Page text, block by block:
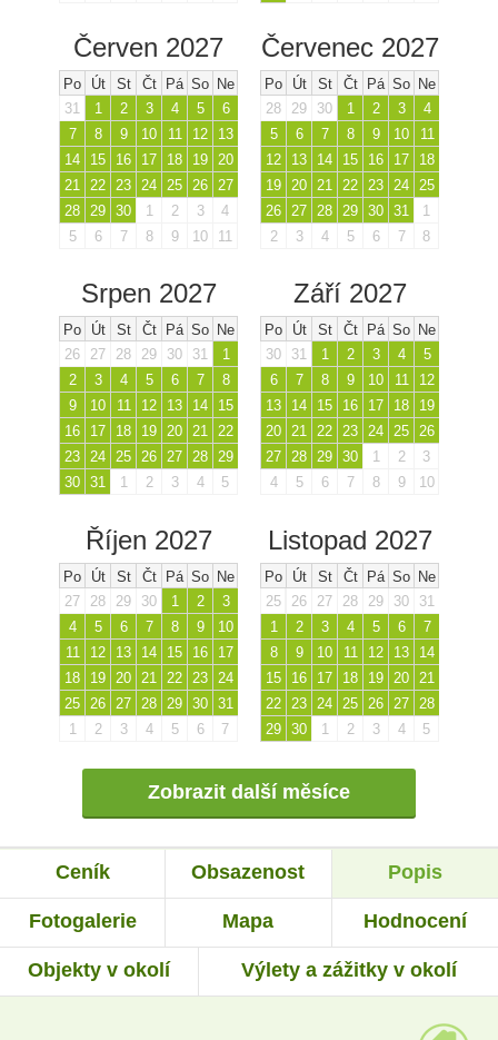
Červen 2027
Po Út St Čt Pá So Ne
31
1 2 3 4 5
6
7
8 9 10 11 12
13
14
15 16 17 18 19 20
21 22 23 24 25 26 27
28 29 30 1 2 3
4
5
6 7 8 9 10 11
Červenec 2027
Po Út St Čt Pá So Ne
28
29 30 1 2 3
4
5
6 7 8 9 10
11
12
13 14 15 16 17
18
19 20 21 22 23 24 25
26 27 28 29 30 31
1
2
3 4 5 6 7 8
Srpen 2027
Po Út St Čt Pá So Ne
26
27 28 29 30 31
1
2
3 4 5 6 7
8
9
10 11 12 13 14
15
16
17 18 19 20 21 22
23 24 25 26 27 28 29
30 31 1 2 3 4 5
Září 2027
Po Út St Čt Pá So Ne
30
31 1 2 3 4
5
6
7 8 9 10 11
12
13
14 15 16 17 18
19
20 21 22 23 24 25 26
27 28 29 30 1 2
3
4
5 6 7 8 9 10
Říjen 2027
Po Út St Čt Pá So Ne
27
28 29 30 1 2
3
4
5 6 7 8 9
10
11
12 13 14 15 16
17
18
19 20 21 22 23
24
25
26 27 28 29 30 31
1
2 3 4 5 6 7
Listopad 2027
Po Út St Čt Pá So Ne
25
26 27 28 29 30
31
1
2 3 4 5 6
7
8
9 10 11 12 13
14
15
16 17 18 19 20
21
22
23 24 25 26 27
28
29 30 1 2 3 4 5
Zobrazit další měsíce
Ceník Obsazenost Popis
Fotogalerie Mapa Hodnocení
Objekty v okolí Výlety a zážitky v okolí